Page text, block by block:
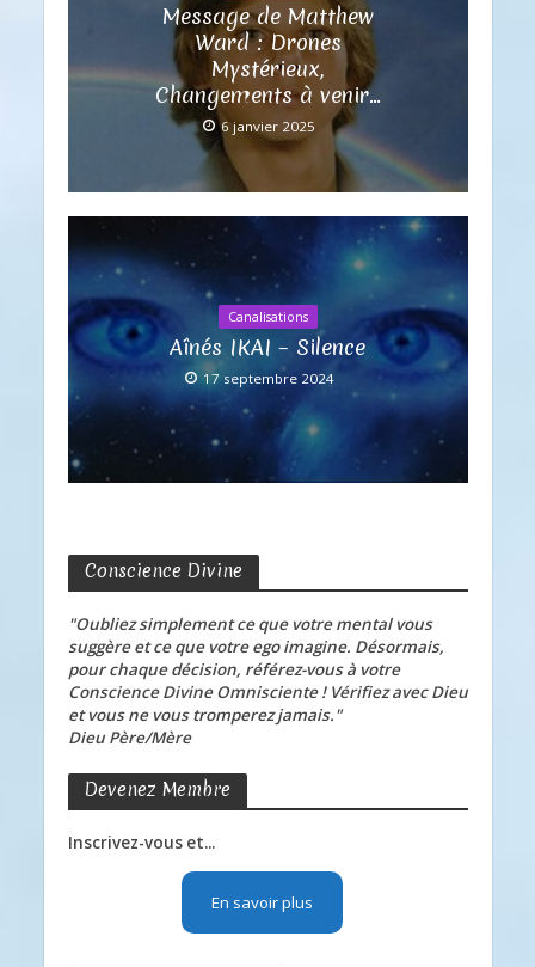
Message de Matthew
Ward : Drones
Mystérieux,
Changements à venir…
6 janvier 2025
Canalisations
Aînés IKAI – Silence
17 septembre 2024
Conscience Divine
"Oubliez simplement ce que votre mental vous
suggère et ce que votre ego imagine. Désormais,
pour chaque décision, référez-vous à votre
Conscience Divine Omnisciente ! Vérifiez avec Dieu
et vous ne vous tromperez jamais."
Dieu Père/Mère
Devenez Membre
Inscrivez-vous et...
En savoir plus